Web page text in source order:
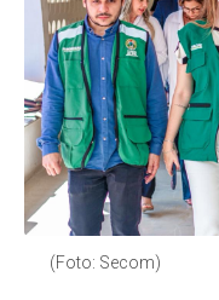
(Foto: Secom)